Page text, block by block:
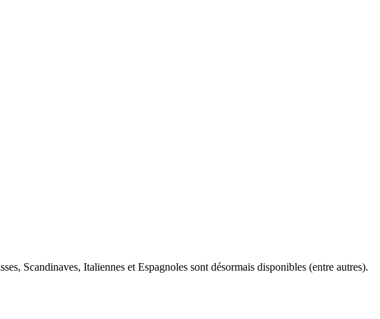
Scandinaves, Italiennes et Espagnoles sont désormais disponibles (entre autres).